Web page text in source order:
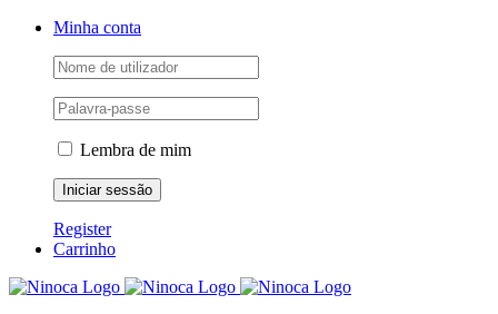
Skip
Facebook
Instagram
YouTubeMinha conta
Lembra de mim
Register
Carrinho